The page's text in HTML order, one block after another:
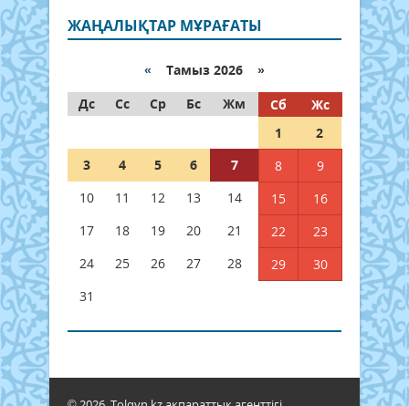
ЖАҢАЛЫҚТАР МҰРАҒАТЫ
« Тамыз 2026 »
Дс
Сс Ср Бс Жм Сб
Жс
1
2
3
4 5 6 7 8
9
10
11 12 13 14 15
16
17
18 19 20 21 22
23
24
25 26 27 28 29
30
31